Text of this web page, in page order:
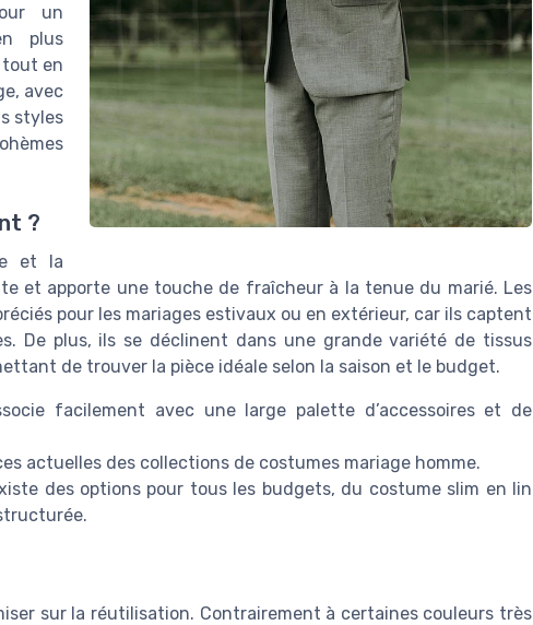
un
plus
tout en
avec
styles
?
et la
et apporte une touche de fraîcheur à la tenue du marié. Les
pour les mariages estivaux ou en extérieur, car ils captent
De plus, ils se déclinent dans une grande variété de tissus
de trouver la pièce idéale selon la saison et le budget.
facilement avec une large palette d’accessoires et de
actuelles des collections de costumes mariage homme.
des options pour tous les budgets, du costume slim en lin
sur la réutilisation. Contrairement à certaines couleurs très